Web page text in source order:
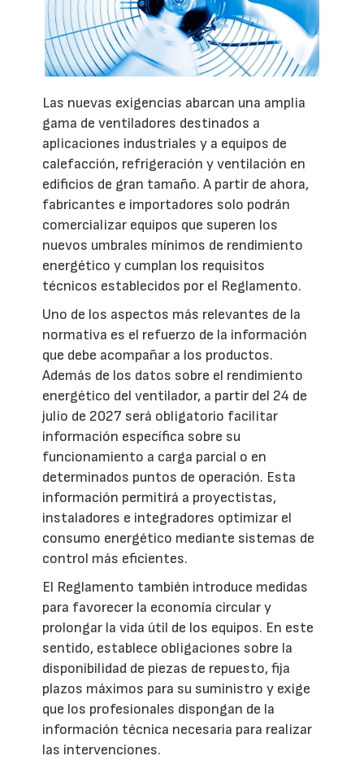
Las nuevas exigencias abarcan una amplia
gama de ventiladores destinados a
aplicaciones industriales y a equipos de
calefacción, refrigeración y ventilación en
edificios de gran tamaño. A partir de ahora,
fabricantes e importadores solo podrán
comercializar equipos que superen los
nuevos umbrales mínimos de rendimiento
energético y cumplan los requisitos
técnicos establecidos por el Reglamento.
Uno de los aspectos más relevantes de la
normativa es el refuerzo de la información
que debe acompañar a los productos.
Además de los datos sobre el rendimiento
energético del ventilador, a partir del 24 de
julio de 2027 será obligatorio facilitar
información específica sobre su
funcionamiento a carga parcial o en
determinados puntos de operación. Esta
información permitirá a proyectistas,
instaladores e integradores optimizar el
consumo energético mediante sistemas de
control más eficientes.
El Reglamento también introduce medidas
para favorecer la economía circular y
prolongar la vida útil de los equipos. En este
sentido, establece obligaciones sobre la
disponibilidad de piezas de repuesto, fija
plazos máximos para su suministro y exige
que los profesionales dispongan de la
información técnica necesaria para realizar
las intervenciones.